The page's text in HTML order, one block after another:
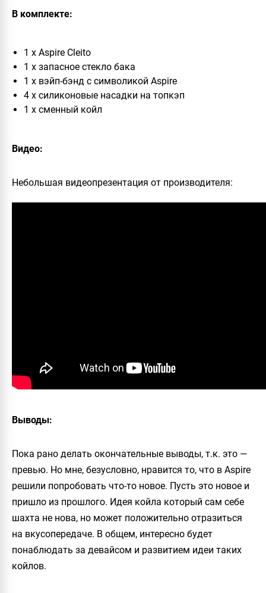
В комплекте:
1 x Aspire Cleito
1 x запасное стекло бака
1 x вэйп-бэнд с символикой Aspire
4 x силиконовые насадки на топкэп
1 x сменный койл
Видео:
Небольшая видеопрезентация от производителя:
Выводы:
Пока рано делать окончательные выводы, т.к. это —
превью. Но мне, безусловно, нравится то, что в Aspire
решили попробовать что-то новое. Пусть это новое и
пришло из прошлого. Идея койла который сам себе
шахта не нова, но может положительно отразиться
на вкусопередаче. В общем, интересно будет
понаблюдать за девайсом и развитием идеи таких
койлов.